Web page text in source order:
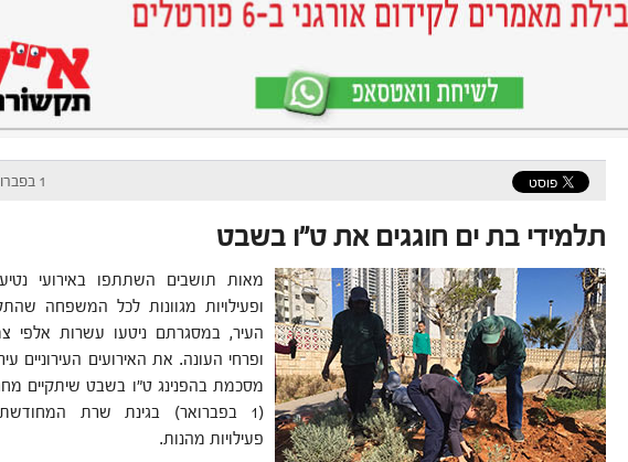
1 בפברואר 2018 at 17:16
תלמידי בת ים חוגגים את ט"ו בשבט
מאות תושבים השתתפו באירועי
ופעילויות מגוונות לכל המשפחה
העיר, במסגרתם ניטעו עשרות אלפי
ופרחי העונה. את האירועים העירוניים
מסכמת בהפנינג ט"ו בשבט שיתקיים
(1 בפברואר) בגינת שרת
פעילויות מהנות.